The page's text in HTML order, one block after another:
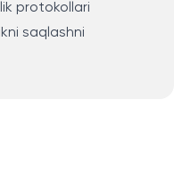
protokollari
saqlashni